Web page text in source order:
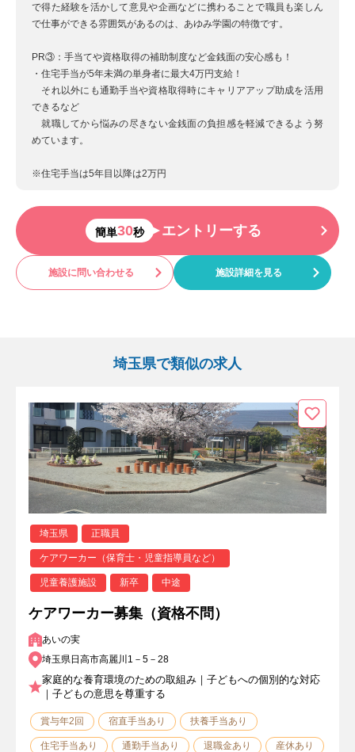
で得た経験を活かして意見や企画などに携わることで職員も楽しん
で仕事ができる雰囲気があるのは、あゆみ学園の特徴です。
PR③：手当てや資格取得の補助制度など金銭面の安心感も！
・住宅手当が5年未満の単身者に最大4万円支給！
それ以外にも通勤手当や資格取得時にキャリアアップ助成を活用
できるなど
就職してから悩みの尽きない金銭面の負担感を軽減できるよう努
めています。
※住宅手当は5年目以降は2万円
簡単30秒 エントリーする
施設に問い合わせる 施設詳細を見る
埼玉県で類似の求人
埼玉県 正職員
ケアワーカー（保育士・児童指導員など）
児童養護施設 新卒 中途
ケアワーカー募集（資格不問）
あいの実
埼玉県日高市高麗川1－5－28
家庭的な養育環境のための取組み｜子どもへの個別的な対応
｜子どもの意思を尊重する
賞与年2回 宿直手当あり 扶養手当あり
住宅手当あり 通勤手当あり 退職金あり 産休あり